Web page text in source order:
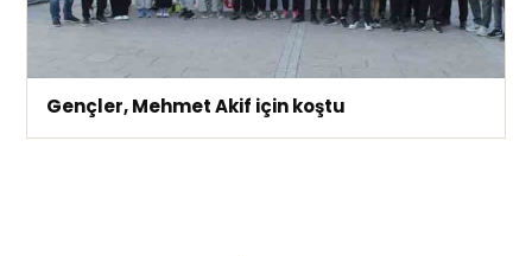
Gençler, Mehmet Akif için koştu